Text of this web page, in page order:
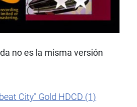
no es la misma versión
City'' Gold HDCD (1)